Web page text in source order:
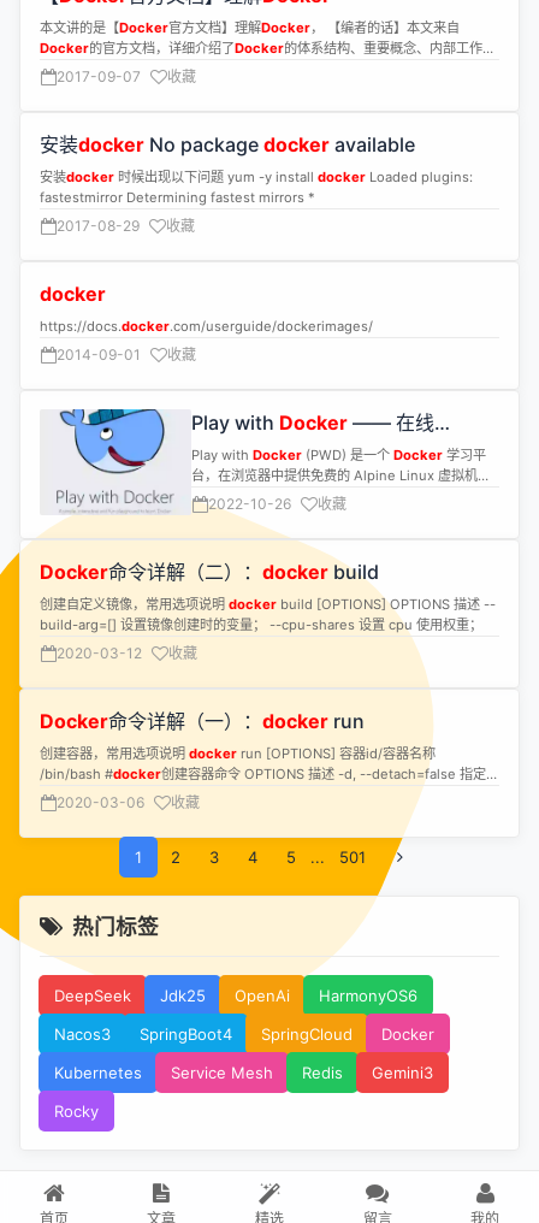
首页 文章 精选 留言 我的
本文讲的是【Docker官方文档】理解Docker， 【编者的话】本文来自
Docker的官方文档，详细介绍了Docker的体系结构、重要概念、内部工作机
理等内容，推荐不了解Docker
2017-09-07 收藏
安装docker No package docker available
安装docker 时候出现以下问题 yum -y install docker Loaded plugins:
fastestmirror Determining fastest mirrors *
2017-08-29 收藏
docker
https://docs.docker.com/userguide/dockerimages/
2014-09-01 收藏
Play with Docker —— 在线
Docker练习平台
Play with Docker (PWD) 是一个 Docker 学习平
台，在浏览器中提供免费的 Alpine Linux 虚拟机体
验。2022-10-26 收藏
Docker命令详解（二）： docker build
创建自定义镜像，常用选项说明 docker build [OPTIONS] OPTIONS 描述 --
build-arg=[] 设置镜像创建时的变量； --cpu-shares 设置 cpu 使用权重；
2020-03-12 收藏
Docker命令详解（一）： docker run
创建容器，常用选项说明 docker run [OPTIONS] 容器id/容器名称
/bin/bash #docker创建容器命令 OPTIONS 描述 -d, --detach=false 指定容
器运行于前台还是后台
2020-03-06 收藏
1 2 3 4 5 ... 501
热门标签
DeepSeek Jdk25 OpenAi
HarmonyOS6
Nacos3
SpringBoot4 SpringCloud
Docker
Kubernetes
Service Mesh Redis
Gemini3
Rocky